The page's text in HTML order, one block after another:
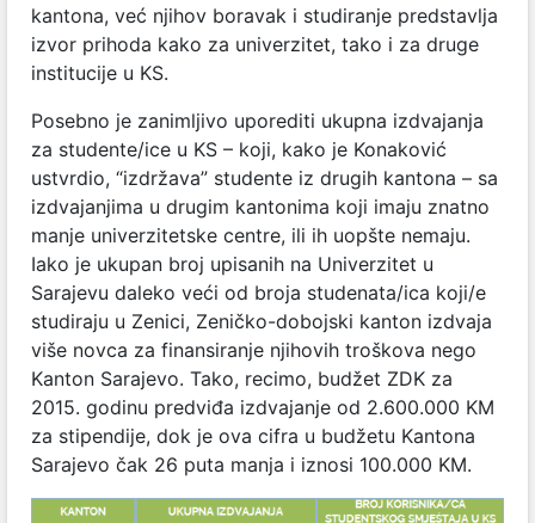
kantona, već njihov boravak i studiranje predstavlja
izvor prihoda kako za univerzitet, tako i za druge
institucije u KS.
Posebno je zanimljivo uporediti ukupna izdvajanja
za studente/ice u KS – koji, kako je Konaković
ustvrdio, “izdržava” studente iz drugih kantona – sa
izdvajanjima u drugim kantonima koji imaju znatno
manje univerzitetske centre, ili ih uopšte nemaju.
Iako je ukupan broj upisanih na Univerzitet u
Sarajevu daleko veći od broja studenata/ica koji/e
studiraju u Zenici, Zeničko-dobojski kanton izdvaja
više novca za finansiranje njihovih troškova nego
Kanton Sarajevo. Tako, recimo, budžet ZDK za
2015. godinu predviđa izdvajanje od 2.600.000 KM
za stipendije, dok je ova cifra u budžetu Kantona
Sarajevo čak 26 puta manja i iznosi 100.000 KM.